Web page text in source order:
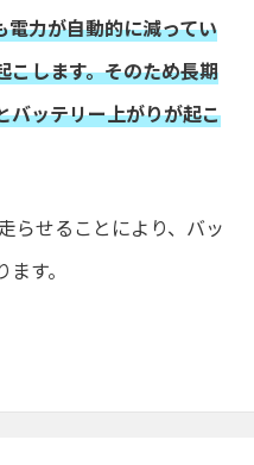
電力が自動的に減ってい
こします。そのため長期
バッテリー上がりが起こ
らせることにより、バッ
す。